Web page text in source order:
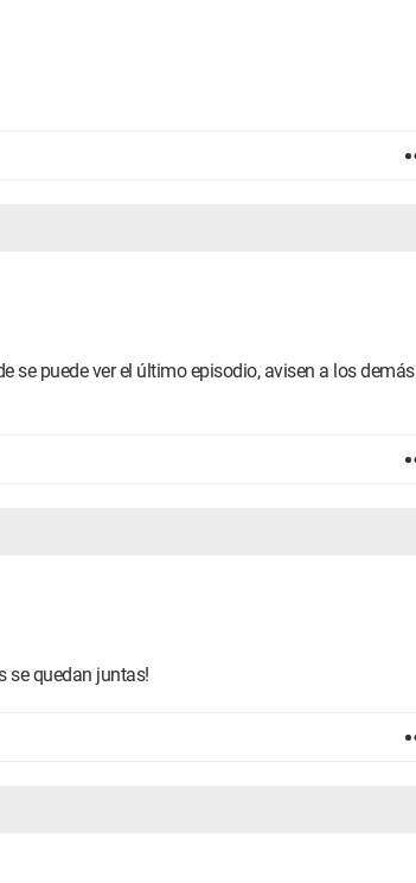
se puede ver el último episodio, avisen a los demás
se quedan juntas!